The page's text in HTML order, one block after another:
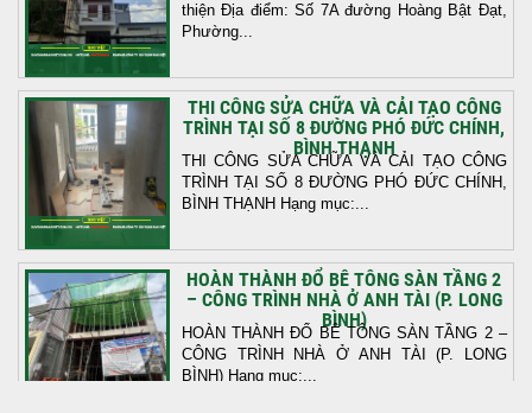
thiện Địa điểm: Số 7A đường Hoàng Bật Đạt,
Phường...
THI CÔNG SỬA CHỮA VÀ CẢI TẠO CÔNG
TRÌNH TẠI SỐ 8 ĐƯỜNG PHÓ ĐỨC CHÍNH,
BÌNH THẠNH
THI CÔNG SỬA CHỮA VÀ CẢI TẠO CÔNG
TRÌNH TẠI SỐ 8 ĐƯỜNG PHÓ ĐỨC CHÍNH,
BÌNH THẠNH Hạng mục:...
HOÀN THÀNH ĐỔ BÊ TÔNG SÀN TẦNG 2
– CÔNG TRÌNH NHÀ Ở ANH TÀI (P. LONG
BÌNH)
HOÀN THÀNH ĐỔ BÊ TÔNG SÀN TẦNG 2 –
CÔNG TRÌNH NHÀ Ở ANH TÀI (P. LONG
BÌNH) Hạng mục:...